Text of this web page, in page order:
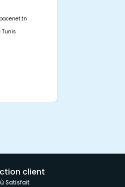
Tunis
client
Satisfait